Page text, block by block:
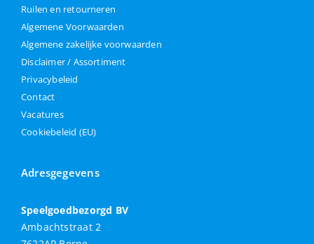
Ruilen en retourneren
Algemene Voorwaarden
Algemene zakelijke voorwaarden
Disclaimer / Assortiment
Privacybeleid
Contact
Vacatures
Cookiebeleid (EU)
Adresgegevens
Speelgoedbezorgd BV
Ambachtstraat 2